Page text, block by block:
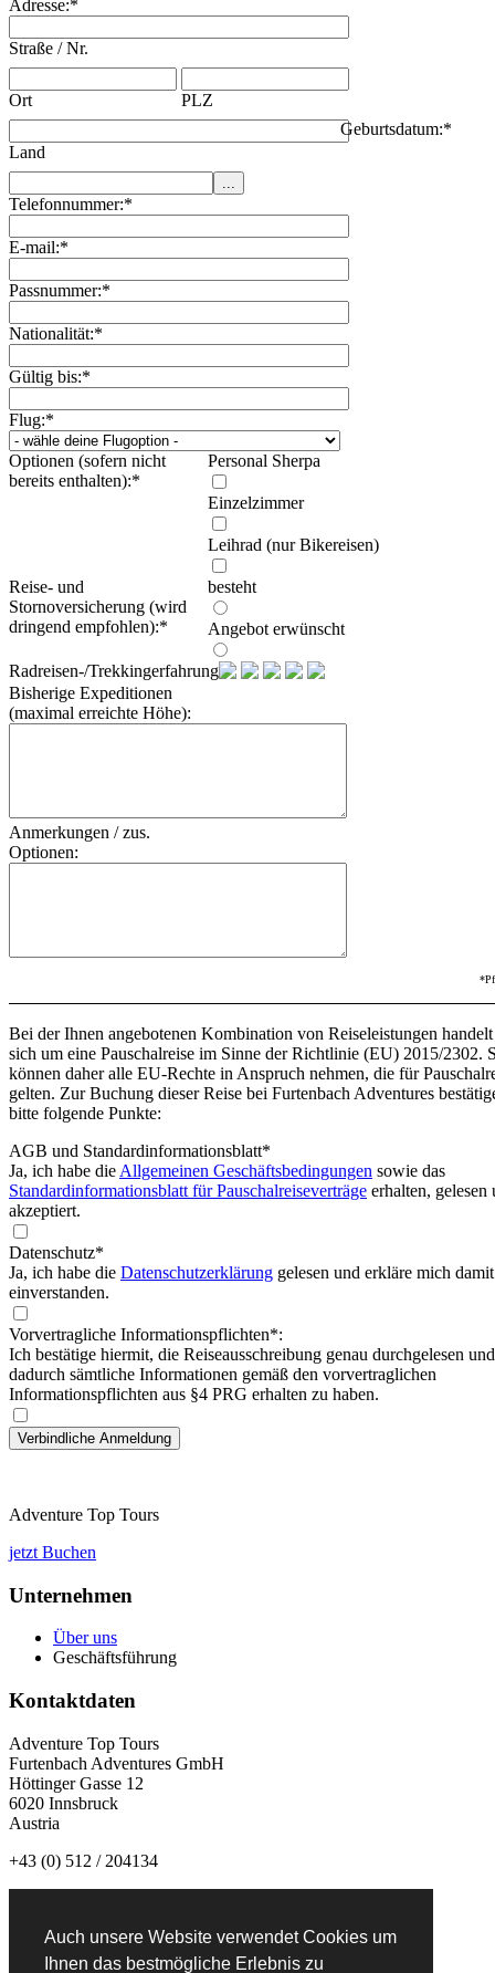
Auch unsere Website verwendet Cookies um
Ihnen das bestmögliche Erlebnis zu
Adresse:*
Straße / Nr.
Ort PLZ
Land
Geburtsdatum:*
Telefonnummer:*
E-mail:*
Passnummer:*
Nationalität:*
Gültig bis:*
Flug:*
Optionen (sofern nicht
bereits enthalten):*
Personal Sherpa
Einzelzimmer
Leihrad (nur Bikereisen)
Reise- und
Stornoversicherung (wird
dringend empfohlen):*
besteht
Angebot erwünscht
Radreisen-/Trekkingerfahrung:
Bisherige Expeditionen
(maximal erreichte Höhe):
Anmerkungen / zus.
Optionen:
Bei der Ihnen angebotenen Kombination von Reiseleistungen handelt
sich um eine Pauschalreise im Sinne der Richtlinie (EU) 2015/2302.
können daher alle EU-Rechte in Anspruch nehmen, die für
gelten. Zur Buchung dieser Reise bei Furtenbach Adventures
bitte folgende Punkte:
AGB und Standardinformationsblatt*
Ja, ich habe die Allgemeinen Geschäftsbedingungen sowie das
Standardinformationsblatt für Pauschalreiseverträge erhalten, gelesen
akzeptiert.
Datenschutz*
Ja, ich habe die Datenschutzerklärung gelesen und erkläre mich damit
einverstanden.
Vorvertragliche Informationspflichten*:
Ich bestätige hiermit, die Reiseausschreibung genau durchgelesen und
dadurch sämtliche Informationen gemäß den vorvertraglichen
Informationspflichten aus §4 PRG erhalten zu haben.
Adventure Top Tours
jetzt Buchen
Unternehmen
Über uns
Geschäftsführung
Kontaktdaten
Adventure Top Tours
Furtenbach Adventures GmbH
Höttinger Gasse 12
6020 Innsbruck
Austria
+43 (0) 512 / 204134
Newsletteranmeldung: